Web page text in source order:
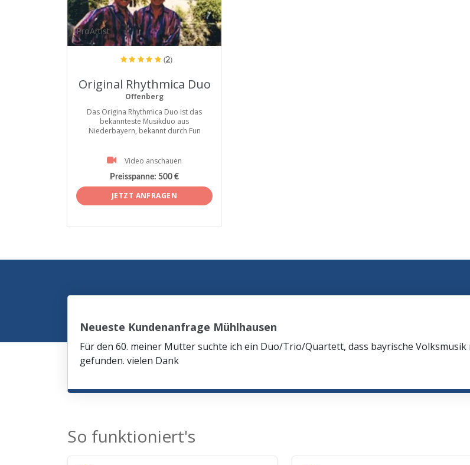
ProArtist
(2)
Original Rhythmica Duo
Offenberg
Das Origina Rhythmica Duo ist das
bekannteste Musikduo aus
Niederbayern, bekannt durch Fun
Video anschauen
Preisspanne: 500 €
JETZT ANFRAGEN
Neueste Kundenanfrage Mühlhausen
Für den 60. meiner Mutter suchte ich ein Duo/Trio/Quartett, dass bayrische
gefunden. vielen Dank
So funktioniert's